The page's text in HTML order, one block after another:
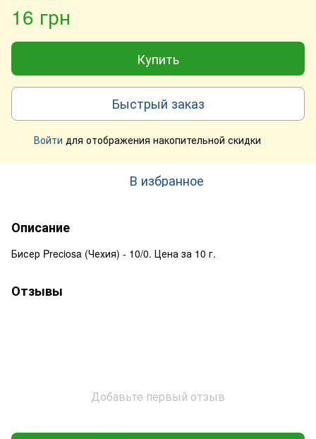
16 грн
Купить
Быстрый заказ
% Войти для отображения накопительной скидки
В избранное
Описание
Бисер Preciosa (Чехия) - 10/0. Цена за 10 г.
Отзывы
Добавьте первый отзыв